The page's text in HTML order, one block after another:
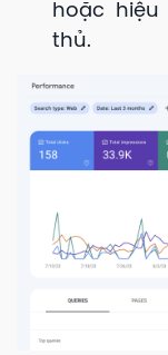
hoặc
thủ.